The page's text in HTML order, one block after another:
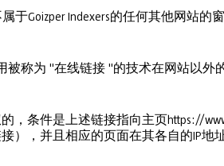
于Goizper Indexers的任何其他网站
被称为 "在线链接 "的技术在网站以
条件是上述链接指向主页https://
），并且相应的页面在其各自的IP地